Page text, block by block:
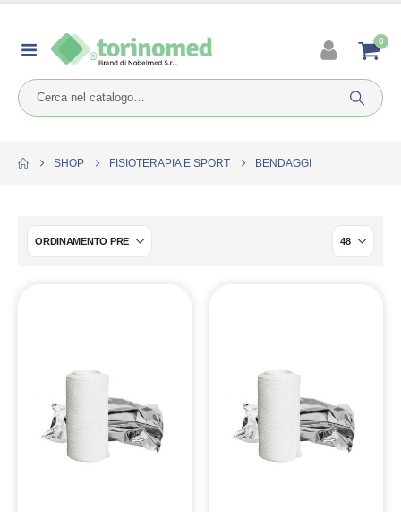
0
SHOP FISIOTERAPIA E SPORT BENDAGGI